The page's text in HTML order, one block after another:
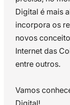
Digital é mais
incorpora os
novos
Internet das
entre outros.
Vamos